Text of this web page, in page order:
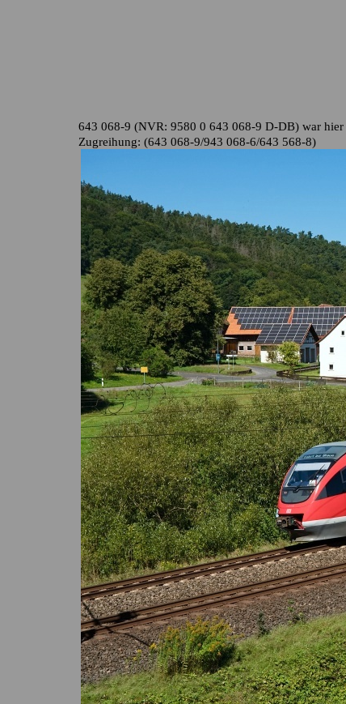
643 068-9 (NVR: 9580 0 643 068-9 D-DB) war hier
Zugreihung: (643 068-9/943 068-6/643 568-8)